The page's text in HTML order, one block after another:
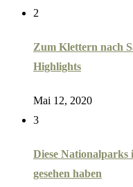
2
Zum Klettern nach
Highlights
Mai 12, 2020
3
Diese
gesehen haben